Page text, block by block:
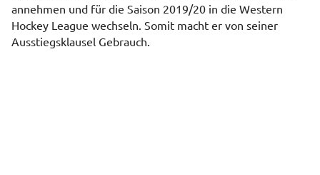
annehmen und für die Saison 2019/20 in die Western
Hockey League wechseln. Somit macht er von seiner
Ausstiegsklausel Gebrauch.